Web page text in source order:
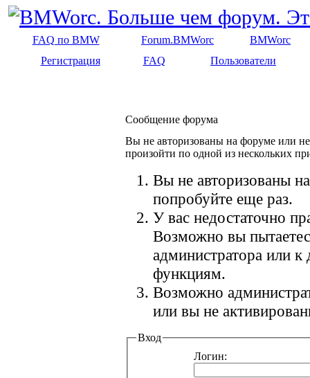
FAQ по BMW Forum.BMWorc
BMWorc
Регистрация
FAQ Пользователи
Сообщение форума
Вы не авторизованы на форуме или
произойти по одной из нескольких
Вы не авторизованы
попробуйте еще раз.
У вас недостаточно
Возможно вы
администратора или
функциям.
Возможно
или вы не
Вход
Логин: